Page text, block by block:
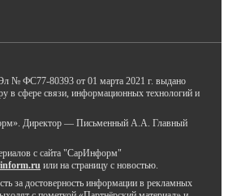
№ ФС77-80393 от 01 марта 2021 г. выдано
в сфере связи, информационных технологий и
Директор — Письменный А.А. Главный
с сайта "СарИнформ"
или на страницу с новостью.
за достоверность информации в рекламных